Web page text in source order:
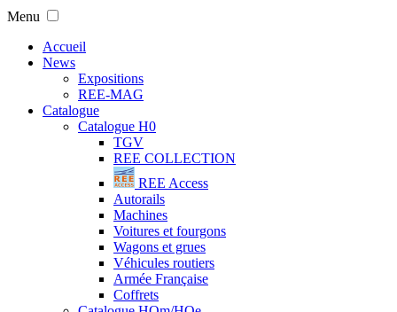
Menu
Accueil
News
Expositions
REE-MAG
Catalogue
Catalogue H0
TGV
REE COLLECTION
REE Access
Autorails
Machines
Voitures et fourgons
Wagons et grues
Véhicules routiers
Armée Française
Coffrets